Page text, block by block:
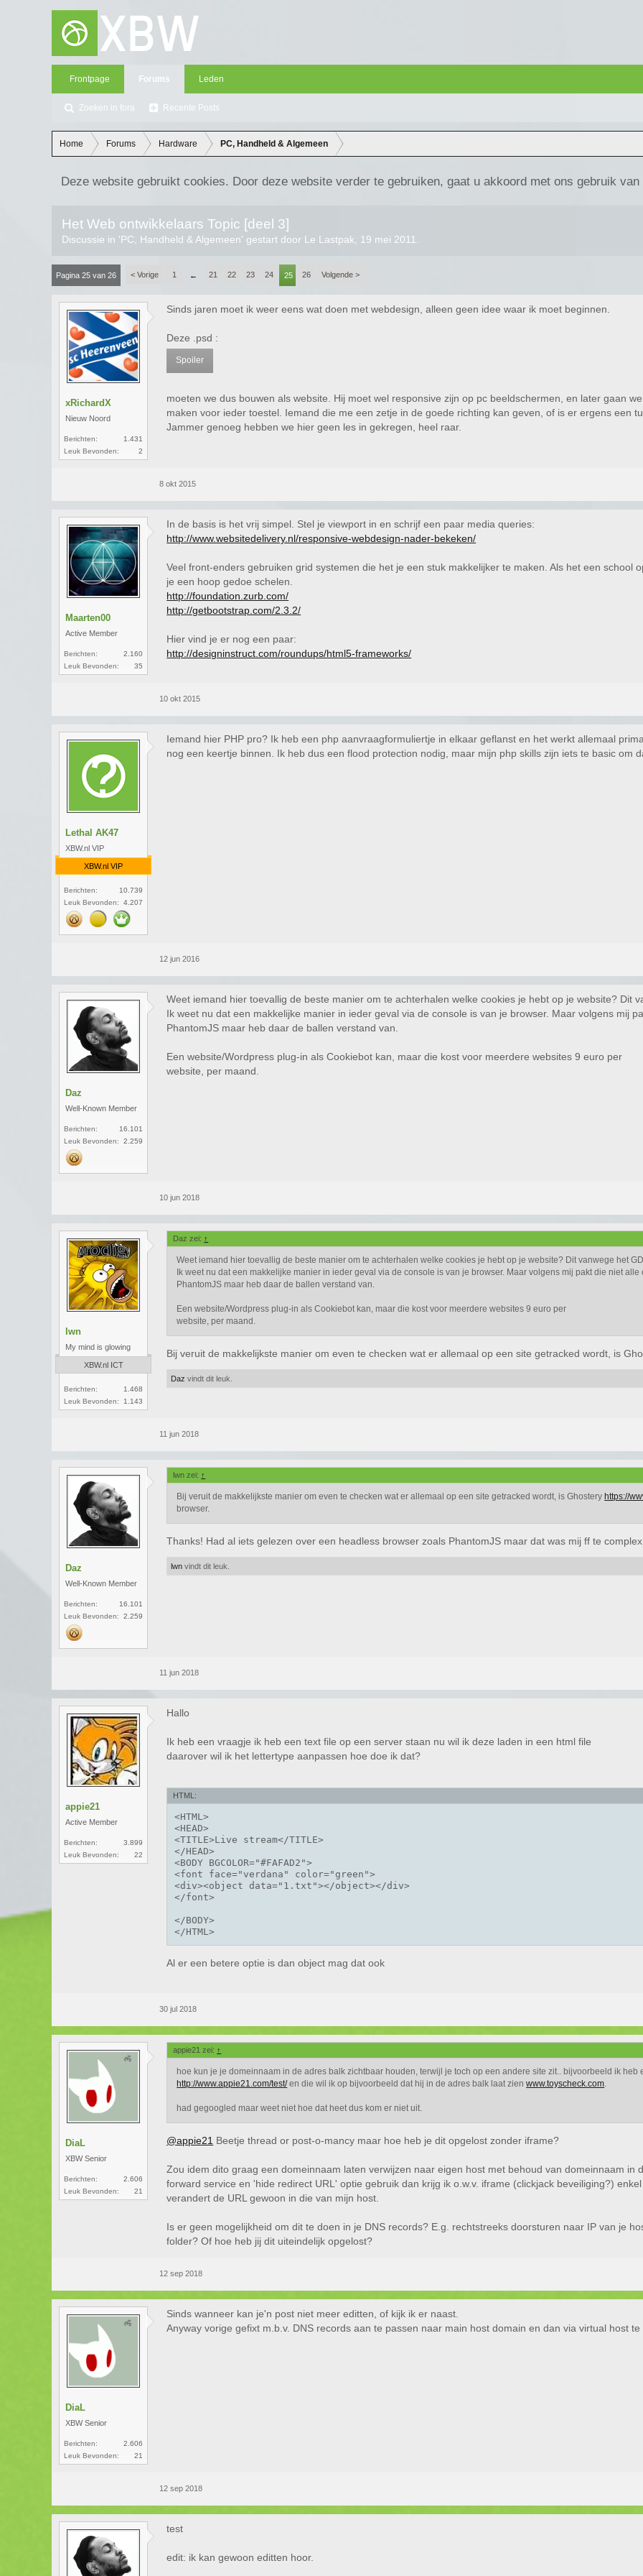
Frontpage Forums
Zoeken in fora Recente Posts
Leden
Home Forums Hardware PC, Handheld & Algemeen
Deze website gebruikt cookies. Door deze website verder te gebruiken, gaat u akkoord met ons gebruik
Het Web ontwikkelaars Topic [deel 3]
Discussie in 'PC, Handheld & Algemeen' gestart door Le Lastpak 19 mei 2011
Pagina 25 van 26 < Vorige 1 ← 21 22 23 24 25 26 Volgende >
xRichardX
Nieuw Noord
Berichten:
1.431
Leuk Bevonden:
2
Sinds jaren moet ik weer eens wat doen met webdesign, alleen geen idee waar ik moet beginnen.
Deze .psd :
Spoiler
moeten we dus bouwen als website. Hij moet wel responsive zijn op pc beeldschermen, en later gaan
maken voor ieder toestel. Iemand die me een zetje in de goede richting kan geven, of is er ergens een
Jammer genoeg hebben we hier geen les in gekregen, heel raar.
8 okt 2015
Maarten00
Active Member
Berichten:
2.160
Leuk Bevonden:
35
In de basis is het vrij simpel. Stel je viewport in en schrijf een paar media queries:
http://www.websitedelivery.nl/responsive-webdesign-nader-bekeken/
Veel front-enders gebruiken grid systemen die het je een stuk makkelijker te maken. Als het een school
je een hoop gedoe schelen.
http://foundation.zurb.com/
http://getbootstrap.com/2.3.2/
Hier vind je er nog een paar:
http://designinstruct.com/roundups/html5-frameworks/
10 okt 2015
Lethal AK47
XBW.nl VIP
XBW.nl VIP
Berichten:
10.739
Leuk Bevonden:
4.207
Iemand hier PHP pro? Ik heb een php aanvraagformuliertje in elkaar geflanst en het werkt allemaal
nog een keertje binnen. Ik heb dus een flood protection nodig, maar mijn php skills zijn iets te basic om
12 jun 2016
Daz
Well-Known Member
Berichten:
16.101
Leuk Bevonden:
2.259
Weet iemand hier toevallig de beste manier om te achterhalen welke cookies je hebt op je website? Dit
Ik weet nu dat een makkelijke manier in ieder geval via de console is van je browser. Maar volgens mij
PhantomJS maar heb daar de ballen verstand van.
Een website/Wordpress plug-in als Cookiebot kan, maar die kost voor meerdere websites 9 euro per
website, per maand.
10 jun 2018
lwn
My mind is glowing
XBW.nl ICT
Berichten:
1.468
Leuk Bevonden:
1.143
Daz zei: ↑
Weet iemand hier toevallig de beste manier om te achterhalen welke cookies je hebt op je website? Dit vanwege het
Ik weet nu dat een makkelijke manier in ieder geval via de console is van je browser. Maar volgens mij pakt die niet
PhantomJS maar heb daar de ballen verstand van.
Een website/Wordpress plug-in als Cookiebot kan, maar die kost voor meerdere websites 9 euro per
website, per maand.
Bij veruit de makkelijkste manier om even te checken wat er allemaal op een site getracked wordt, is
11 jun 2018
Daz vindt dit leuk.
Daz
Well-Known Member
Berichten:
16.101
Leuk Bevonden:
2.259
lwn zei: ↑
Bij veruit de makkelijkste manier om even te checken wat er allemaal op een site getracked wordt, is Ghostery https://
browser.
Thanks! Had al iets gelezen over een headless browser zoals PhantomJS maar dat was mij ff te
11 jun 2018
lwn vindt dit leuk.
appie21
Active Member
Berichten:
3.899
Leuk Bevonden:
22
Hallo
Ik heb een vraagje ik heb een text file op een server staan nu wil ik deze laden in een html file
daarover wil ik het lettertype aanpassen hoe doe ik dat?
HTML:
<HTML>
<HEAD>
<TITLE>Live stream</TITLE>
</HEAD>
<BODY BGCOLOR="#FAFAD2">
<font face="verdana" color="green">
<div><object data="1.txt"></object></div>
</font>
</BODY>
</HTML>
Al er een betere optie is dan object mag dat ook
30 jul 2018
DiaL
XBW Senior
Berichten:
2.606
Leuk Bevonden:
21
appie21 zei: ↑
hoe kun je je domeinnaam in de adres balk zichtbaar houden, terwijl je toch op een andere site zit.. bijvoorbeeld ik heb
http://www.appie21.com/test/en die wil ik op bijvoorbeeld dat hij in de adres balk laat zienwww.toyscheck.com.
had gegoogled maar weet niet hoe dat heet dus kom er niet uit.
@appie21 Beetje thread or post-o-mancy maar hoe heb je dit opgelost zonder iframe?
Zou idem dito graag een domeinnaam laten verwijzen naar eigen host met behoud van domeinnaam in
forward service en 'hide redirect URL' optie gebruik dan krijg ik o.w.v. iframe (clickjack beveiliging?)
verandert de URL gewoon in die van mijn host.
Is er geen mogelijkheid om dit te doen in je DNS records? E.g. rechtstreeks doorsturen naar IP van je
folder? Of hoe heb jij dit uiteindelijk opgelost?
12 sep 2018
DiaL
XBW Senior
Berichten:
2.606
Leuk Bevonden:
21
Sinds wanneer kan je'n post niet meer editten, of kijk ik er naast.
Anyway vorige gefixt m.b.v. DNS records aan te passen naar main host domain en dan via virtual host
12 sep 2018
test
edit: ik kan gewoon editten hoor.